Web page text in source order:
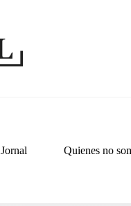
Jornal Quienes no